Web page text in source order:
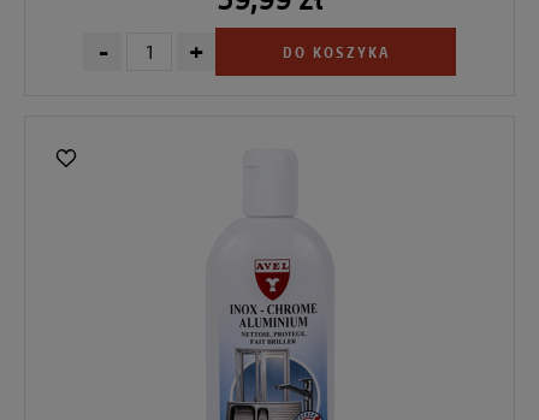
- + DO KOSZYKA